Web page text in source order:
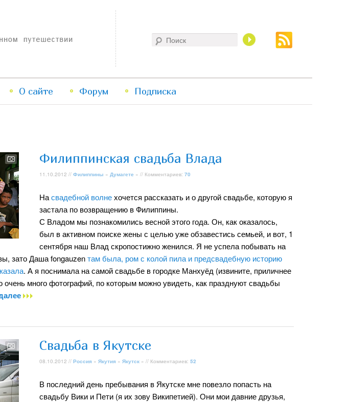
Перейти
содержимому
Перейти
содержимому
О сайте Форум Подписка
Филиппинская свадьба Влада
11.10.2012 // Филиппины » Думагете » // Комментариев: 70
Насвадебной волнехочется рассказать и о другой свадьбе, которую я
застала по возвращению в Филиппины.
С Владом мы познакомились весной этого года. Он, как оказалось,
был в активном поиске жены с целью уже обзавестись семьей, и вот, 1
сентября наш Влад скропостижно женился. Я не успела побывать на
зато Даша fongauzenтам была, ром с колой пила и предсвадебную историю
. А я поснимала на самой свадьбе в городке Манхуёд (извините, приличнее
много фотографий, по которым можно увидеть, как празднуют свадьбы
Свадьба в Якутске
08.10.2012 // Россия » Якутия » Якутск » // Комментариев: 52
В последний день пребывания в Якутске мне повезло попасть на
свадьбу Вики и Пети (я их зову Википетией). Они мои давние друзья,